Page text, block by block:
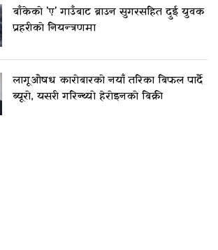
बाँकेको 'ए' गाउँबाट ब्राउन सुगरसहित दुई युवक
प्रहरीको नियन्त्रणमा
लागूऔषध कारोबारको नयाँ तरिका बिफल पार्दै
ब्यूरो, यसरी गरिन्थ्यो हेरोइनको बिक्री